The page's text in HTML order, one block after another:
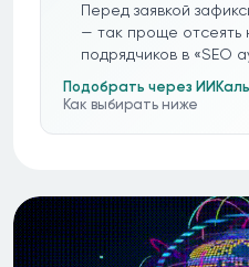
Перед заявкой
— так проще отсеять
подрядчиков в «SEO
Подобрать через ИИ
Как выбирать ниже